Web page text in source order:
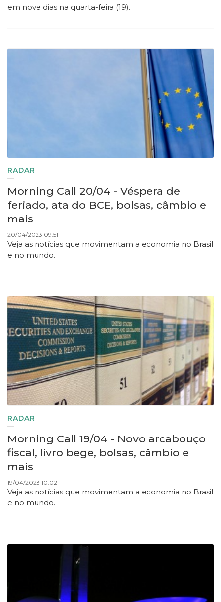
em nove dias na quarta-feira (19).
RADAR
Morning Call 20/04 - Véspera de
feriado, ata do BCE, bolsas, câmbio e
mais
20/04/2023 09:51
Veja as notícias que movimentam a economia no Brasil
e no mundo.
RADAR
Morning Call 19/04 - Novo arcabouço
fiscal, livro bege, bolsas, câmbio e
mais
19/04/2023 10:02
Veja as notícias que movimentam a economia no Brasil
e no mundo.